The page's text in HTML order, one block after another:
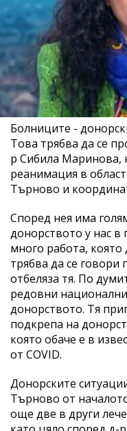
Болниците -
Това трябва да се
р Сибила Маринова,
реанимация в
Търново и
Според нея има
донорството у нас
много работа,
трябва да се
отбеляза тя. По
редовни
донорството. Тя
подкрепа на
която обаче е в
от COVID.
Донорските
Търново от
още две в други